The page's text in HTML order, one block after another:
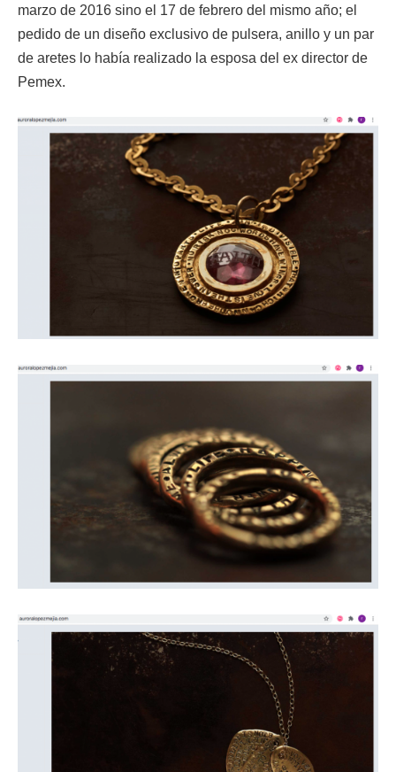
marzo de 2016 sino el 17 de febrero del mismo año; el
pedido de un diseño exclusivo de pulsera, anillo y un par
de aretes lo había realizado la esposa del ex director de
Pemex.